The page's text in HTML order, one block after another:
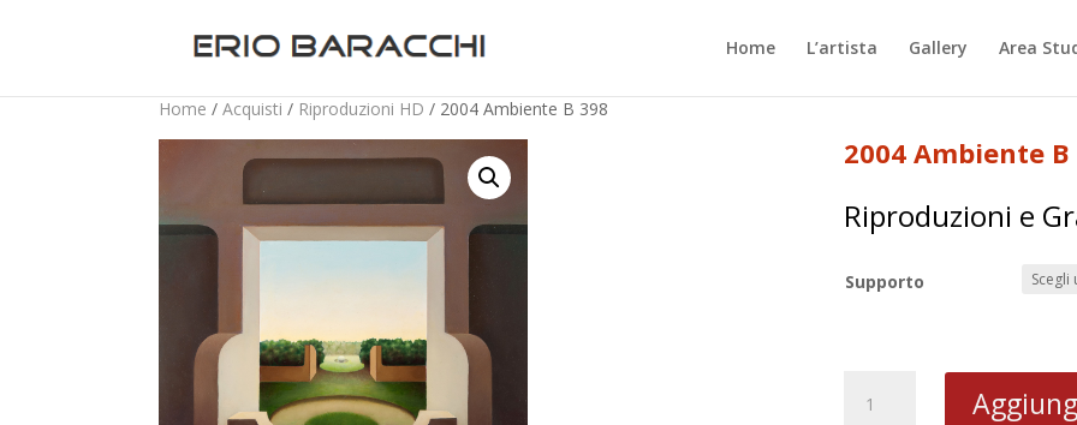
Home L’artista Gallery Area
Home / Acquisti / Riproduzioni HD / 2004 Ambiente B 398
2004 Ambiente B
Riproduzioni e
Supporto
Ambiente